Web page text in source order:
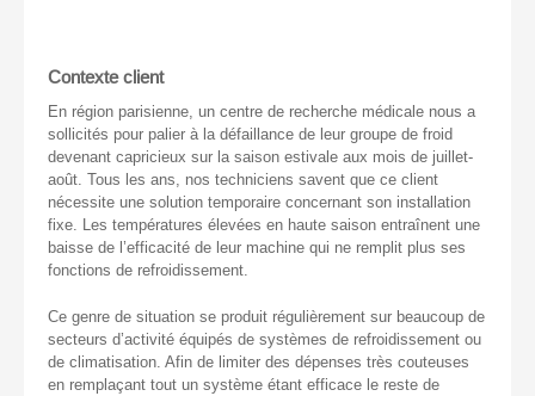
Contexte client
En région parisienne, un centre de recherche médicale nous a
sollicités pour palier à la défaillance de leur groupe de froid
devenant capricieux sur la saison estivale aux mois de juillet-
août. Tous les ans, nos techniciens savent que ce client
nécessite une solution temporaire concernant son installation
fixe. Les températures élevées en haute saison entraînent une
baisse de l’efficacité de leur machine qui ne remplit plus ses
fonctions de refroidissement.
Ce genre de situation se produit régulièrement sur beaucoup de
secteurs d’activité équipés de systèmes de refroidissement ou
de climatisation. Afin de limiter des dépenses très couteuses
en remplaçant tout un système étant efficace le reste de